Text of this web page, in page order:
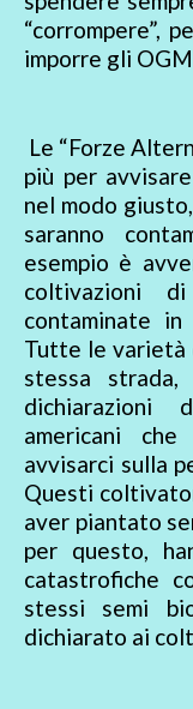
“corrompere”,
imporre gli
Le “Forze
più per
nel modo
saranno
esempio è
coltivazioni
contaminate
Tutte le varietà
stessa
dichiarazioni
americani
avvisarci sulla
Questi
aver piantato
per questo,
catastrofiche
stessi semi
dichiarato ai